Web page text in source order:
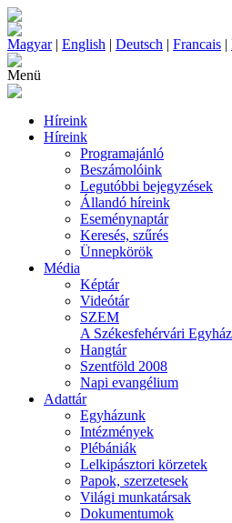
Magyar| English | Deutsch | Francais |
Menü
Híreink
Híreink
Programajánló
Beszámolóink
Legutóbbi bejegyzések
Állandó híreink
Eseménynaptár
Keresés, szűrés
Ünnepkörök
Média
Képtár
Videótár
SZEM
A Székesfehérvári
Hangtár
Szentföld 2008
Napi evangélium
Adattár
Egyházunk
Intézmények
Plébániák
Lelkipásztori körzetek
Papok, szerzetesek
Világi munkatársak
Dokumentumok